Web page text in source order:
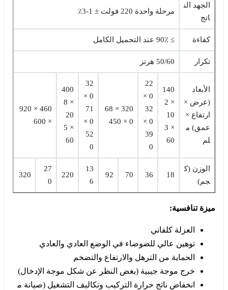
الجهد الن
اتج
مرحلة واحدة 220 فولت ± 1-3٪
كفاءة ≥ 90٪ عند التحميل الكامل
تكرار 50/60 هرتز
الأبعاد
(عرض ×
ارتفاع ×
عمق) م
لم
140
× 2
10
× 3
60
22
0 ×
32
0 ×
39
0
320 × 68
0 × 450
32
0 ×
71
0 ×
52
0
400
× 8
20
× 5
60
460 × 920
× 600
الوزن (ك
جم)
18
36
70
92
13
6
220
27
0
320
ميزة تنافسية:
العزلة كلفاني
توهين عالي للضوضاء في الوضع العادي والعادي
الحماية من الترهل والارتفاع والتضخم
خرج موجة جيبية (بغض النظر عن شكل موجة الإدخال)
انخفاض ناتج حرارة التركيب وتكاليف التشغيل (صيانة م